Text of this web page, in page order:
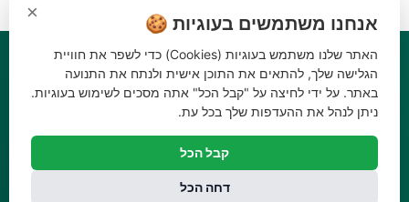
ניווט קטגוריות
כלי גינון
× אנחנו משתמשים בעוגיות 🍪
האתר שלנו משתמש בעוגיות (Cookies) כדי לשפר את חוויית
הגלישה שלך, להתאים את התוכן אישית ולנתח את התנועה
באתר. על ידי לחיצה על "קבל הכל" אתה מסכים לשימוש בעוגיות.
ניתן לנהל את ההעדפות שלך בכל עת.
קבל הכל
דחה הכל